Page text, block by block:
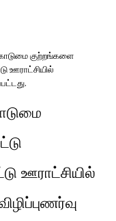
குற்றங்களை
ஊராட்சியில்
ஊராட்சியில்